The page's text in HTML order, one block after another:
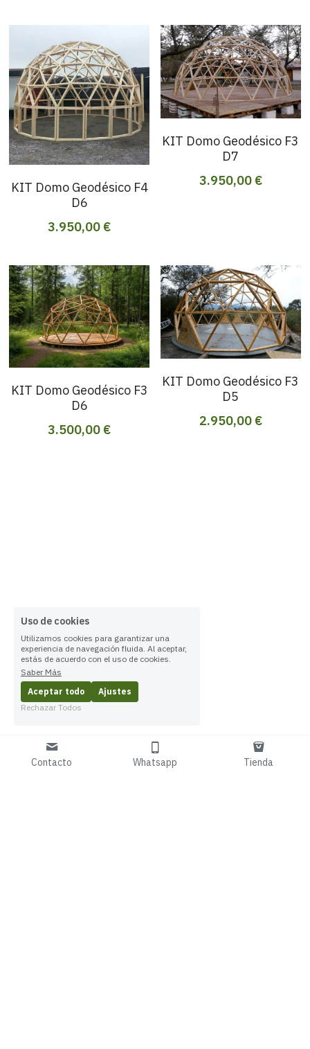
KIT Domo Geodésico F4
D6
3.950,00 €
KIT Domo Geodésico F3
D7
3.950,00 €
KIT Domo Geodésico F3
D6
3.500,00 €
KIT Domo Geodésico F3
D5
2.950,00 €
Contacto Whatsapp Tienda
Uso de cookies
Utilizamos cookies para garantizar una
experiencia de navegación fluida. Al aceptar,
estás de acuerdo con el uso de cookies.
Saber Más
Aceptar todo
Ajustes
Rechazar Todos